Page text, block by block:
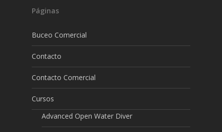
Páginas
Buceo Comercial
Contacto
Contacto Comercial
Cursos
Advanced Open Water Diver